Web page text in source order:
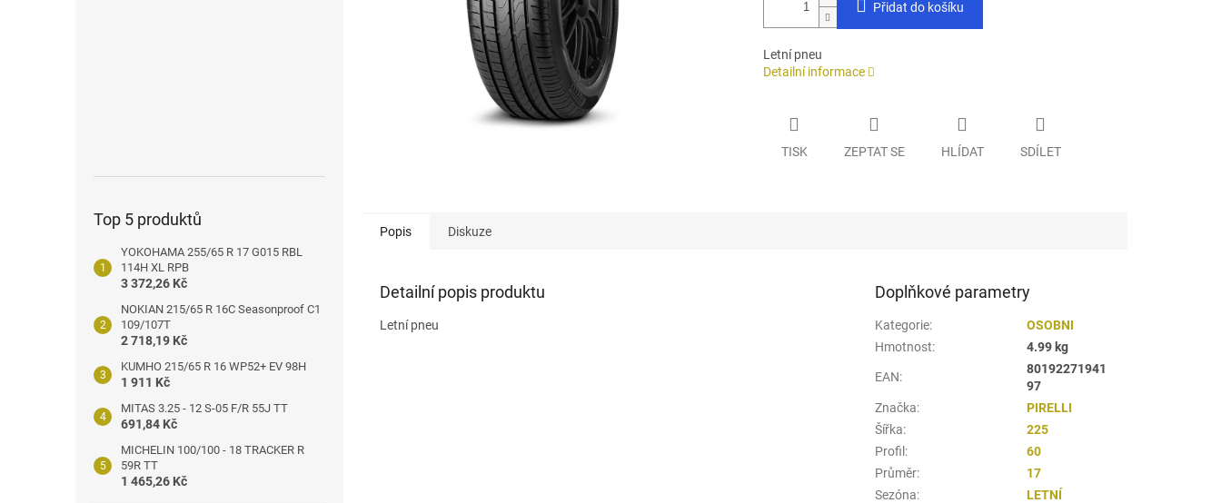
Top 5 produktů
YOKOHAMA 255/65 R 17 G015 RBL
114H XL RPB
3 372,26 Kč
NOKIAN 215/65 R 16C Seasonproof C1
109/107T
2 718,19 Kč
KUMHO 215/65 R 16 WP52+ EV 98H
1 911 Kč
MITAS 3.25 - 12 S-05 F/R 55J TT
691,84 Kč
MICHELIN 100/100 - 18 TRACKER R
59R TT
1 465,26 Kč
Přidat do košíku
Letní pneu
Detailní informace
TISK ZEPTAT SE HLÍDAT SDÍLET
Popis Diskuze
Detailní popis produktu
Letní pneu
Doplňkové parametry
Kategorie:
OSOBNI
Hmotnost: 4.99 kg
EAN:
80192271941
97
Značka:
PIRELLI
Šířka:
225
Profil :
60
Průměr:
17
Sezóna:
LETNÍ